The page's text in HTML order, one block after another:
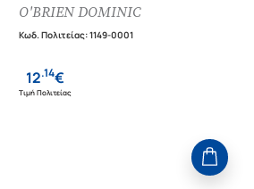
MEMORISE KEY FACTS - REVISE
EFFECTIVELY
O'BRIEN DOMINIC
Κωδ. Πολιτείας:1149-0001
12.14€
Τιμή Πολιτείας